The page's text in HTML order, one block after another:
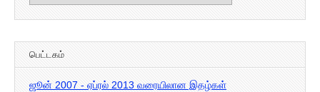
இதழ்கள்
பெட்டகம்
ஜூன் 2007 - ஏப்ரல் 2013 வரையிலான இதழ்கள்